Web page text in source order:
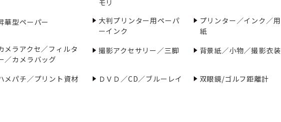
モリ
華型ペーパー
大判プリンター用ペーパ
ーインク
プリンター／インク／用
紙
メラアクセ／フィルタ
／カメラバッグ
撮影アクセサリー／三脚 背景紙／小物／撮影衣装
メパチ／プリント資材 ＤＶＤ／CD／ブルーレイ 双眼鏡/ゴルフ距離計